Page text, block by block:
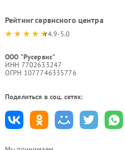
Рейтинг сервисного центра
4.9-5.0
ООО "Русервис"
ИНН 7702633247
ОГРН 1077746335776
Поделиться в соц. сетях: